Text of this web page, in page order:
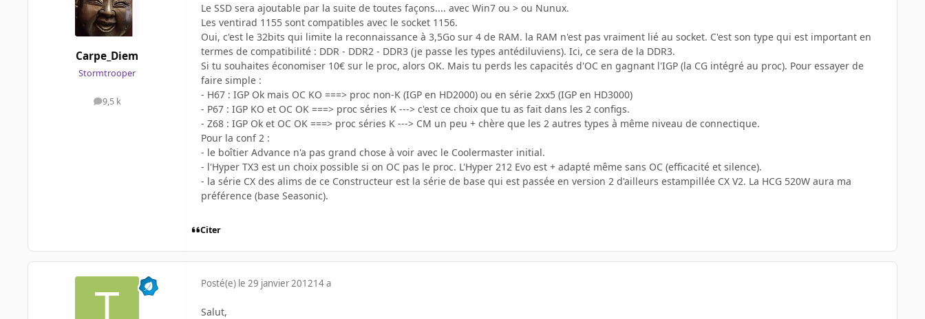
Carpe_Diem
Stormtrooper
9,5 k
messages
Le SSD sera ajoutable par la suite de toutes façons.... avec Win7 ou > ou Nunux.
Les ventirad 1155 sont compatibles avec le socket 1156.
Oui, c'est le 32bits qui limite la reconnaissance à 3,5Go sur 4 de RAM. la RAM n'est pas vraiment lié au socket. C'est son type qui est important en
termes de compatibilité : DDR - DDR2 - DDR3 (je passe les types antédiluviens). Ici, ce sera de la DDR3.
Si tu souhaites économiser 10€ sur le proc, alors OK. Mais tu perds les capacités d'OC en gagnant l'IGP (la CG intégré au proc). Pour essayer de
faire simple :
- H67 : IGP Ok mais OC KO ===> proc non-K (IGP en HD2000) ou en série 2xx5 (IGP en HD3000)
- P67 : IGP KO et OC OK ===> proc séries K ---> c'est ce choix que tu as fait dans les 2 configs.
- Z68 : IGP Ok et OC OK ===> proc séries K ---> CM un peu + chère que les 2 autres types à même niveau de connectique.
Pour la conf 2 :
- le boîtier Advance n'a pas grand chose à voir avec le Coolermaster initial.
- l'Hyper TX3 est un choix possible si on OC pas le proc. L'Hyper 212 Evo est + adapté même sans OC (efficacité et silence).
- la série CX des alims de ce Constructeur est la série de base qui est passée en version 2 d'ailleurs estampillée CX V2. La HCG 520W aura ma
préférence (base Seasonic).
Citer
Posté(e) le 29 janvier 201214 a
Salut,